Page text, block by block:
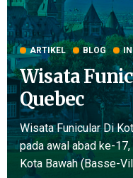
ARTIKEL BLOG
Wisata
Quebec
Wisata Funicular Di
pada awal abad ke-
Kota Bawah (Basse-